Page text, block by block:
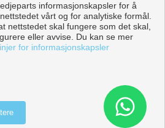
for sale in Orihuela
av
informasjonskapsler for å
vårt og for analytiske formål.
nettstedet skal fungere som det skal,
eller avvise. Du kan se mer
for informasjonskapsler